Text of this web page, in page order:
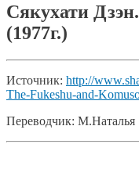
Сякухати
(1977г.)
Источник: http://
The-Fukeshu-and-
Переводчик: М.Наталья